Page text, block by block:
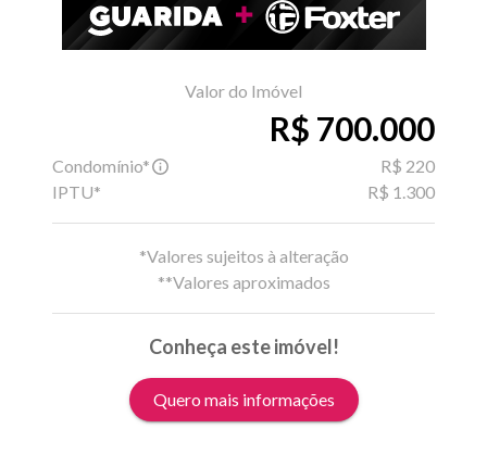
Valor do Imóvel
R$ 700.000
Condomínio*
R$ 220
IPTU*
R$ 1.300
*Valores sujeitos à alteração
**Valores aproximados
Conheça este imóvel!
Quero mais informações